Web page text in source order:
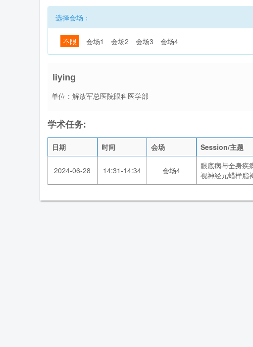
选择会场：
不限 会场1 会场2 会场3 会场4
liying
单位：解放军总医院眼科医学部
学术任务:
日期 时间 会场 Session/主题
2024-06-28 14:31-14:34 会场4
眼底病与全身疾
视神经元蜡样脂